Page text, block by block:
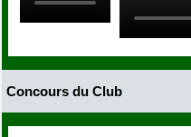
Concours du Club